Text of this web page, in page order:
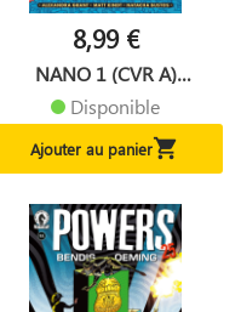
8,99 €
NANO 1 (CVR A)
(NATACHA...
Disponible
Ajouter au panier